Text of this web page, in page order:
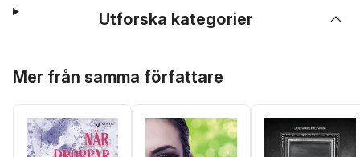
Utforska kategorier
Mer från samma författare